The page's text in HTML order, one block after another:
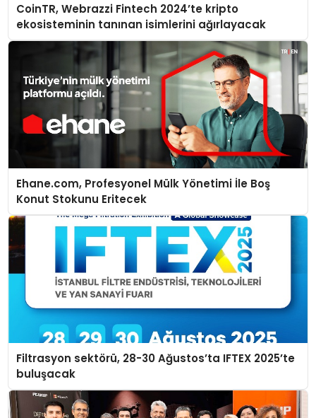
CoinTR, Webrazzi Fintech 2024’te kripto
ekosisteminin tanınan isimlerini ağırlayacak
Ehane.com, Profesyonel Mülk Yönetimi İle Boş
Konut Stokunu Eritecek
Filtrasyon sektörü, 28-30 Ağustos’ta IFTEX 2025’te
buluşacak